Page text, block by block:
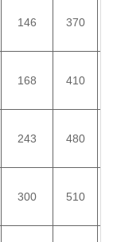
146 370
168 410
243 480
300 510